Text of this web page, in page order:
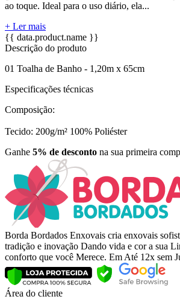
ao toque. Ideal para o uso diário, ela...
+ Ler mais
{{ data.product.name }}
Descrição do produto
01 Toalha de Banho - 1,20m x 65cm
Especificações técnicas
Composição:
Tecido: 200g/m² 100% Poliéster
Ganhe 5% de desconto na sua primeira
Borda Bordados Enxovais cria enxovais
tradição e inovação Dando vida e cor a sua
conforto que você Merece. Em Até 12x sem
Área do cliente